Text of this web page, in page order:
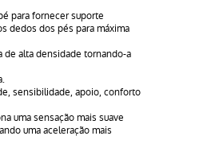
para fornecer suporte
dedos dos pés para máxima
de alta densidade tornando-a
sensibilidade, apoio, conforto
uma sensação mais suave
uma aceleração mais